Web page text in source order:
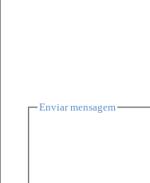
Enviar mensagem